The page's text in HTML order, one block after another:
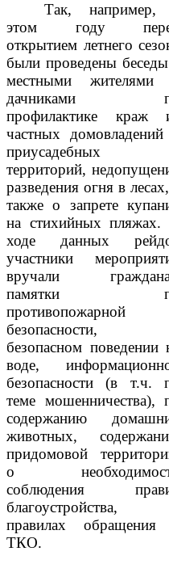
Так, например,
этом году
открытием летнего
были проведены
местными жителями
дачниками
профилактике краж
частных
приусадебных
территорий,
разведения огня в
также о запрете
на стихийных
ходе данных
участники
вручали
памятки
противопожарной
безопасности,
безопасном поведении
воде,
безопасности (в т.ч.
теме мошенничества),
содержанию
животных,
придомовой
о
соблюдения
благоустройства,
правилах
ТКО.